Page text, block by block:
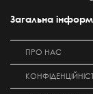
Загальна
ПРО НАС